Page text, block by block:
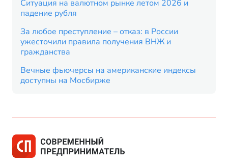
Ситуация на валютном рынке летом 2026 и
падение рубля
За любое преступление – отказ: в России
ужесточили правила получения ВНЖ и
гражданства
Вечные фьючерсы на американские индексы
доступны на Мосбирже